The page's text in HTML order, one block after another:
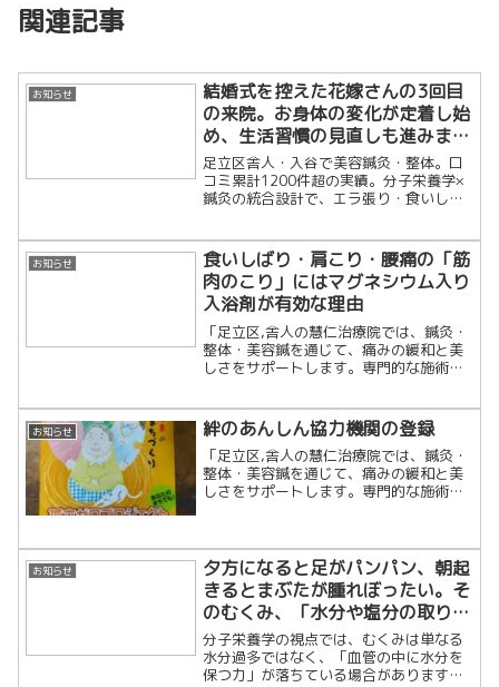
関連記事
お知らせ
結婚式を控えた花嫁さんの3回目
の来院。お身体の変化が定着し始
め、生活習慣の見直しも進みまし
た。
足立区舎人・入谷で美容鍼灸・整体。口
コミ累計1200件超の実績。分子栄養学×
鍼灸の統合設計で、エラ張り・食いしば
人のための隠れ家治療院です。
お知らせ
食いしばり・肩こり・腰痛の「筋
肉のこり」にはマグネシウム入り
入浴剤が有効な理由
「足立区,舎人の慧仁治療院では、鍼灸・
整体・美容鍼を通じて、痛みの緩和と美
しさをサポートします。専門的な施術で
う！」
お知らせ 絆のあんしん協力機関の登録
「足立区,舎人の慧仁治療院では、鍼灸・
整体・美容鍼を通じて、痛みの緩和と美
しさをサポートします。専門的な施術で
お知らせ
夕方になると足がパンパン、朝起
きるとまぶたが腫れぼったい。そ
のむくみ、「水分や塩分の取りす
ぎ」だと思っていませんか?
分子栄養学の視点では、むくみは単なる
水分過多ではなく、「血管の中に水分を
保つ力」が落ちている場合があります。